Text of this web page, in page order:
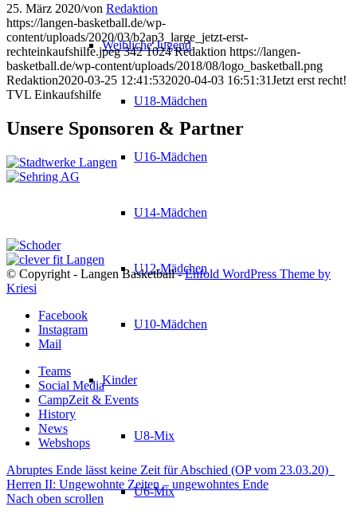
Weibliche Jugend
U18-Mädchen
U16-Mädchen
U14-Mädchen
U12-Mädchen
U10-Mädchen
Kinder
U8-Mix
U6-Mix
25. März 2020/von Redaktion
https://langen-basketball.de/wp-
content/uploads/2020/03/b2ap3_large_jetzt-erst-
rechteinkaufshilfe.jpeg 342 1024 Redaktion https://langen-
basketball.de/wp-content/uploads/2018/08/logo_basketball.png
Redaktion2020-03-25 12:41:532020-04-03 16:51:31Jetzt erst recht!
TVL Einkaufshilfe
Unsere Sponsoren & Partner
© Copyright - Langen Basketball -Enfold WordPress Theme by
Kriesi
Facebook
Instagram
Mail
Teams
Social Media
CampZeit & Events
History
News
Webshops
Abruptes Ende lässt keine Zeit für Abschied (OP vom 23.03.20)
Herren II: Ungewohnte Zeiten – ungewohntes Ende
Nach oben scrollen